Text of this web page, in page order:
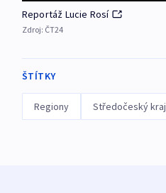
Reportáž Lucie Rosí
Zdroj: ČT24
ŠTÍTKY
Regiony Středočeský kraj